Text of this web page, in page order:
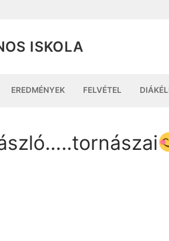
ISKOLA
EREDMÉNYEK FELVÉTEL